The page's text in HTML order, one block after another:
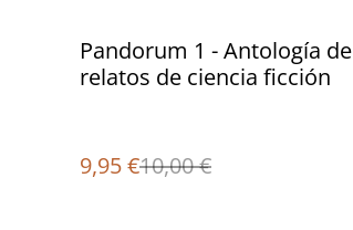
%
Pandorum 1 - Antología de
relatos de ciencia ficción
9,95 €10,00 €